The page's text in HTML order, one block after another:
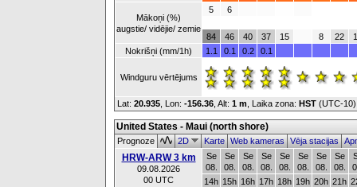
Mākoņi (%)
augstie/ vidējie/ zemie
5
84
6
46 40 37 15 8 22
Nokrišņi (mm/1h)
1.1 0.1 0.2 0.1
Windguru vērtējums
Lat: 20.935 , Lon: -156.36 Alt: 1 m , Laika zona: HST (UTC-
United States - Maui (north shore)
Prognoze 2D KarteWeb kamerasVēja stacijas
HRW-ARW 3 km
09.08.2026
00 UTC
Se
08.
Se
08.
Se
08.
Se
08.
Se
08.
Se
08.
Se
08.
Se
08.
14h 15h 16h 17h 18h 19h 20h 21h